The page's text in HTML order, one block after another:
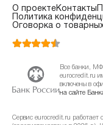
О проектеКонтакты
Политика
Оговорка о
Все банки,
eurocredit.ru
включены в
на сайте
Сервис eurocredit.ru